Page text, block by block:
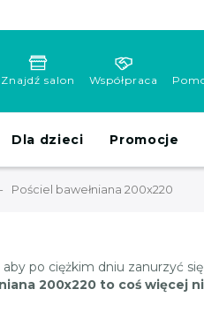
Znajdź salon Współpraca
Dla dzieci Promocje
Pościel bawełniana 200x220
po ciężkim dniu zanurzyć
200x220 to coś więcej